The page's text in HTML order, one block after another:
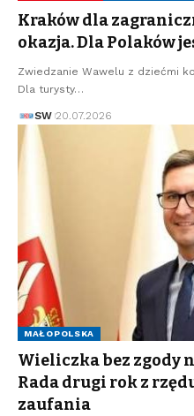
Kraków dla
okazja. Dla Polaków
Zwiedzanie Wawelu z dziećmi
Dla turysty…
SW 20.07.2026
MAŁOPOLSKA
Wieliczka bez zgody
Rada drugi rok z
zaufania